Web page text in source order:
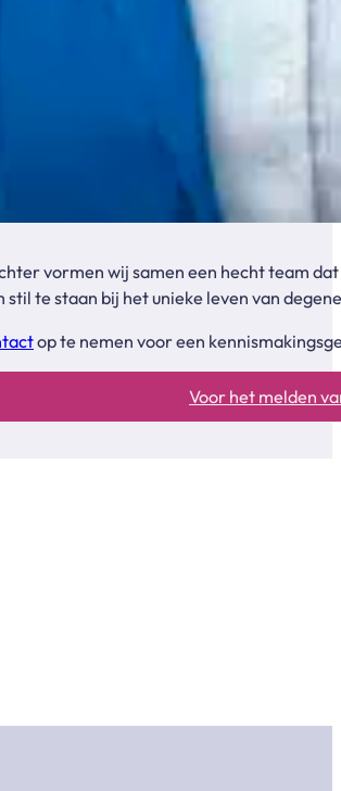
vormen wij samen een hecht team
stil te staan bij het unieke leven van
op te nemen voor een
Voor het melden